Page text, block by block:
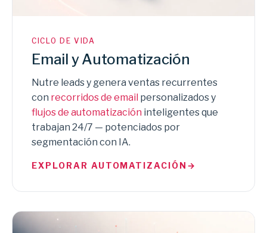
CICLO DE VIDA
Email y Automatización
Nutre leads y genera ventas recurrentes
con recorridos de email personalizados y
flujos de automatización inteligentes que
trabajan 24/7 — potenciados por
segmentación con IA.
EXPLORAR AUTOMATIZACIÓN →